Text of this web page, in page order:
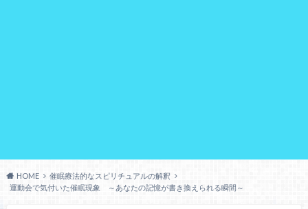
HOME
催眠療法的なスピリチュアルの解釈
運動会で気付いた催眠現象 ～あなたの記憶が書き換えられる瞬間～